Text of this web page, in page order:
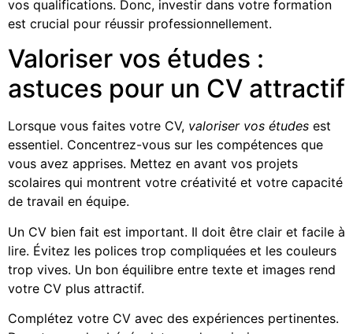
vos qualifications. Donc, investir dans votre formation
est crucial pour réussir professionnellement.
Valoriser vos études :
astuces pour un CV attractif
Lorsque vous faites votre CV, valoriser vos études est
essentiel. Concentrez-vous sur les compétences que
vous avez apprises. Mettez en avant vos projets
scolaires qui montrent votre créativité et votre capacité
de travail en équipe.
Un CV bien fait est important. Il doit être clair et facile à
lire. Évitez les polices trop compliquées et les couleurs
trop vives. Un bon équilibre entre texte et images rend
votre CV plus attractif.
Complétez votre CV avec des expériences pertinentes.